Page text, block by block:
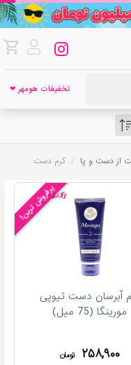
تخفیفات هومهر ❤
از دست و پا / کرم دست
پرفروش ترین!
آبرسان دست تیوپی
مورینگا (75 میل)
۲۵۸,۹۰۰ تومان